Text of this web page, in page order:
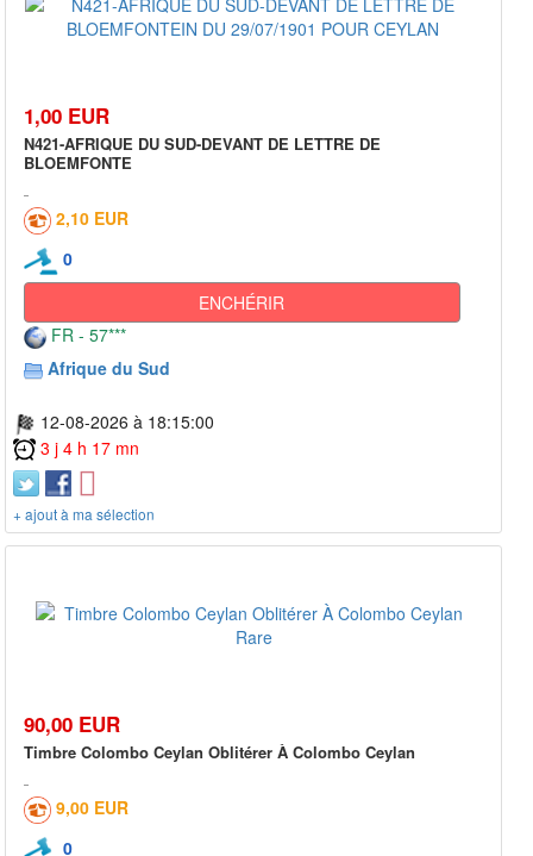
1,00 EUR
N421-AFRIQUE DU SUD-DEVANT DE LETTRE DE
BLOEMFONTE
2,10 EUR
0
ENCHÉRIR
FR - 57***
Afrique du Sud
12-08-2026 à 18:15:00
3 j 4 h 17 mn
+ ajout à ma sélection
90,00 EUR
Timbre Colombo Ceylan Oblitérer À Colombo Ceylan
9,00 EUR
0